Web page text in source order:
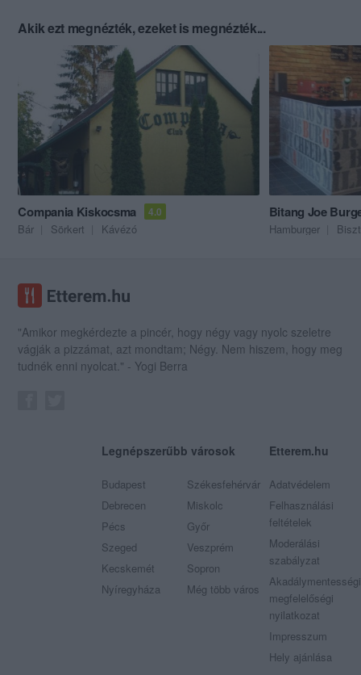
Akik ezt megnézték, ezeket is megnézték...
Compania Kiskocsma 4.0
Bár Sörkert Kávézó
Bitang Joe
Hamburger
"Amikor megkérdezte a pincér, hogy négy vagy nyolc szeletre
vágják a pizzámat, azt mondtam; Négy. Nem hiszem, hogy meg
tudnék enni nyolcat." - Yogi Berra
Legnépszerűbb városok
Budapest
Debrecen
Pécs
Szeged
Kecskemét
Nyíregyháza
Székesfehérvár
Miskolc
Győr
Veszprém
Sopron
Még több város
Etterem.hu
Adatvédelem
Felhasználási
feltételek
Moderálási
szabályzat
Akadálymentességi
megfelelőségi
nyilatkozat
Impresszum
Hely ajánlása